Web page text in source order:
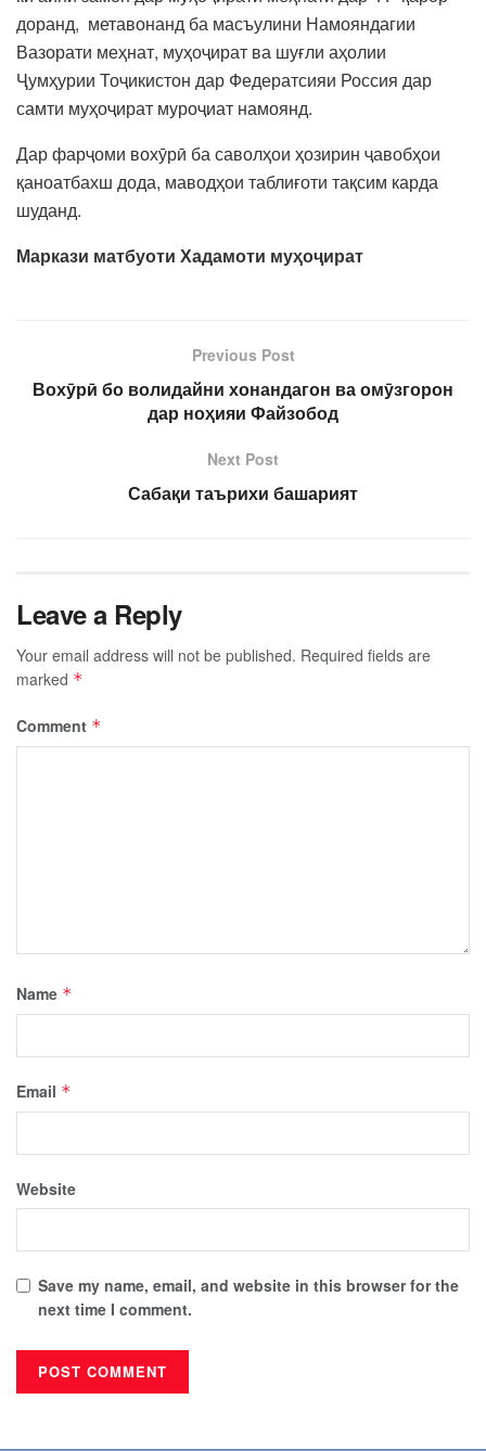
доранд, метавонанд ба масъулини Намояндагии
Вазорати меҳнат, муҳоҷират ва шуғли аҳолии
Ҷумҳурии Тоҷикистон дар Федератсияи Россия дар
самти муҳоҷират муроҷиат намоянд.
Дар фарҷоми вохӯрӣ ба саволҳои ҳозирин ҷавобҳои
қаноатбахш дода, маводҳои таблиғоти тақсим карда
шуданд.
Маркази матбуоти Хадамоти муҳоҷират
Previous Post
Вохӯрӣ бо волидайни хонандагон ва омӯзгорон
дар ноҳияи Файзобод
Next Post
Сабақи таърихи башарият
Leave a Reply
Your email address will not be published. Required fields are
marked *
Comment *
Name *
Email *
Website
Save my name, email, and website in this browser for the
next time I comment.